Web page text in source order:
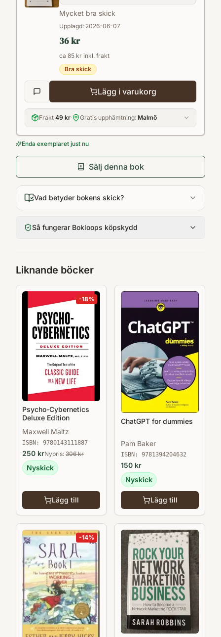
Mycket bra skick
Upplagd: 2026-06-07
36 kr
ca 85 kr inkl. frakt
Bra skick
Lägg i varukorg
Frakt 49 kr· Gratis upphämtning: Malmö
Enda exemplaret just nu
Sälj denna bok
Vad betyder bokens skick?
Så fungerar Bokloops köpskydd
Liknande böcker
-18%
Psycho-Cybernetics
Deluxe Edition
Maxwell Maltz
ISBN: 9780143111887
250 krNypris: 306kr
Nyskick
Lägg till
ChatGPT for dummies
Pam Baker
ISBN: 9781394204632
150 kr
Nyskick
Lägg till
-14%